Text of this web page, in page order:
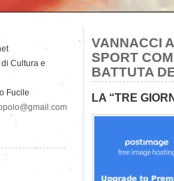
VANNACCI
SPORT
BATTUTA
LA “TRE
Cultura e
Fucile